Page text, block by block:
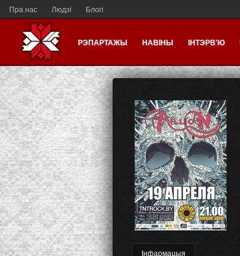
Пра нас Людзі Блогі
РЭПАРТАЖЫ НАВІНЫ ІНТЭРВ'Ю
Інфармацыя